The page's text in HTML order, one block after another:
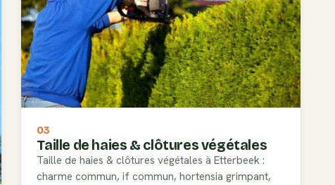
03
Taille de haies & clôtures végétales
Taille de haies & clôtures végétales à Etterbeek :
charme commun, if commun, hortensia grimpant,